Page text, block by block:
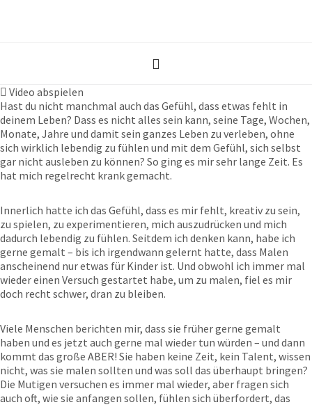
Video abspielen
Hast du nicht manchmal auch das Gefühl, dass etwas fehlt in
deinem Leben? Dass es nicht alles sein kann, seine Tage, Wochen,
Monate, Jahre und damit sein ganzes Leben zu verleben, ohne
sich wirklich lebendig zu fühlen und mit dem Gefühl, sich selbst
gar nicht ausleben zu können? So ging es mir sehr lange Zeit. Es
hat mich regelrecht krank gemacht.
Innerlich hatte ich das Gefühl, dass es mir fehlt, kreativ zu sein,
zu spielen, zu experimentieren, mich auszudrücken und mich
dadurch lebendig zu fühlen. Seitdem ich denken kann, habe ich
gerne gemalt – bis ich irgendwann gelernt hatte, dass Malen
anscheinend nur etwas für Kinder ist. Und obwohl ich immer mal
wieder einen Versuch gestartet habe, um zu malen, fiel es mir
doch recht schwer, dran zu bleiben.
Viele Menschen berichten mir, dass sie früher gerne gemalt
haben und es jetzt auch gerne mal wieder tun würden – und dann
kommt das große ABER! Sie haben keine Zeit, kein Talent, wissen
nicht, was sie malen sollten und was soll das überhaupt bringen?
Die Mutigen versuchen es immer mal wieder, aber fragen sich
auch oft, wie sie anfangen sollen, fühlen sich überfordert, das